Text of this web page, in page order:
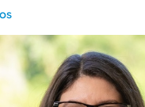
i
o
d